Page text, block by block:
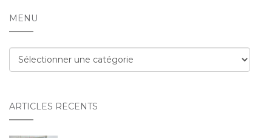
MENU
Menu
ARTICLES RÉCENTS